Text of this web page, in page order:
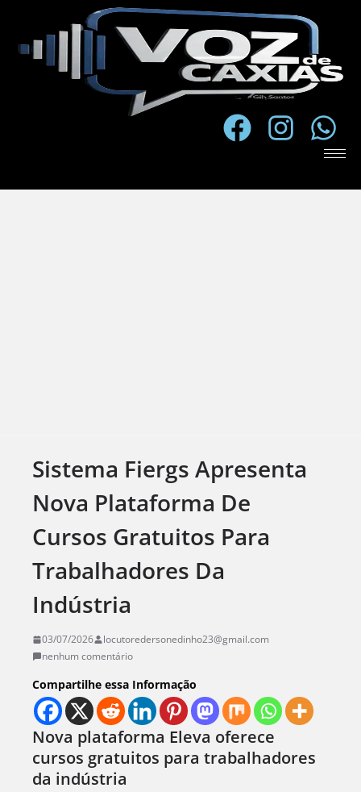
Sistema Fiergs Apresenta
Nova Plataforma De
Cursos Gratuitos Para
Trabalhadores Da
Indústria
03/07/2026
locutoredersonedinho23@gmail.com
nenhum comentário
Compartilhe essa Informação
Nova plataforma Eleva oferece
cursos gratuitos para trabalhadores
da indústria